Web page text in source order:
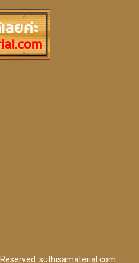
suthisamaterial.com.